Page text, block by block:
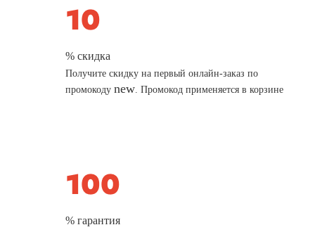
% скидка
Получите скидку на первый онлайн-заказ по
промокодуnew. Промокод применяется в корзине
% гарантия